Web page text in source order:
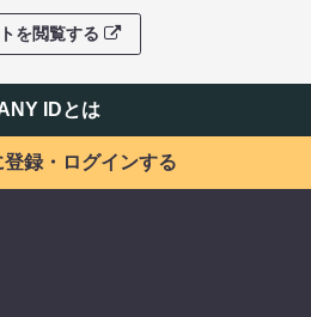
を閲覧する
IDとは
登録・ログインする